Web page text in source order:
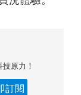
原力！
訂閱